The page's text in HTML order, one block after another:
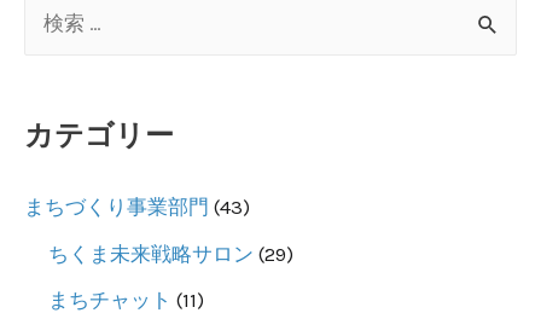
象
カテゴリー
まちづくり事業部門 (43)
ちくま未来戦略サロン (29)
まちチャット (11)
ッ
2024